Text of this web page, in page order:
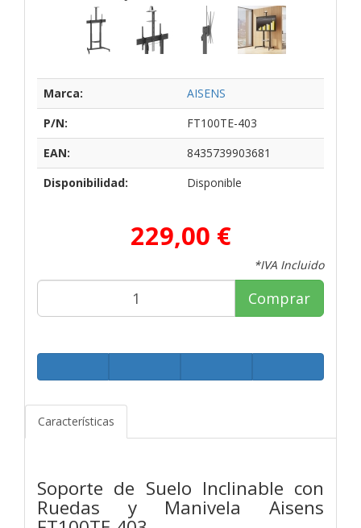
Marca:
AISENS
P/N:
FT100TE-403
EAN:
8435739903681
Disponibilidad:
Disponible
229,00 €
*IVA Incluido
Comprar
Características
Soporte de Suelo Inclinable con
Ruedas y Manivela Aisens